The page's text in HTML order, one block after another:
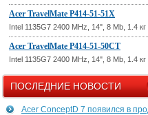
Acer TravelMate P414-51-51X
Intel 1135G7 2400 MHz, 14", 8 Mb, 1.4 кг
Acer TravelMate P414-51-50CT
Intel 1135G7 2400 MHz, 14", 8 Mb, 1.4 кг
ПОСЛЕДНИЕ НОВОСТИ
Acer ConceptD 7 появился в